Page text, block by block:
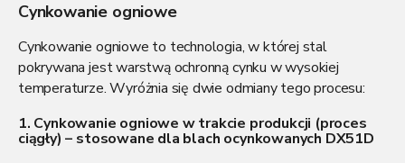
Cynkowanie ogniowe
Cynkowanie ogniowe to technologia, w której stal
pokrywana jest warstwą ochronną cynku w wysokiej
temperaturze. Wyróżnia się dwie odmiany tego procesu:
1. Cynkowanie ogniowe w trakcie produkcji (proces
ciągły) – stosowane dla blach ocynkowanych DX51D